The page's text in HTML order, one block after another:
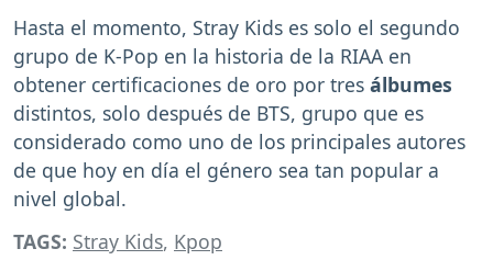
Hasta el momento, Stray Kids es solo el segundo
grupo de K-Pop en la historia de la RIAA en
obtener certificaciones de oro por tres álbumes
distintos, solo después de BTS, grupo que es
considerado como uno de los principales autores
de que hoy en día el género sea tan popular a
nivel global.
TAGS: Stray Kids, Kpop